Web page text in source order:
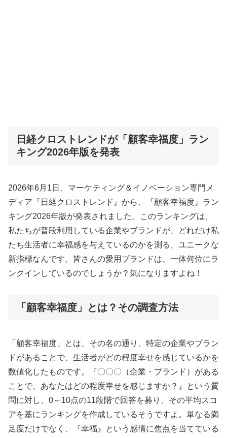
日経クロストレンドが「顧客幸福度」ラン
キング2026年版を発表
2026年6月1日、マーケティング＆イノベーション専門メ
ディア『日経クロストレンド』から、『顧客幸福度』ラン
キング2026年版が発表されました。このランキングは、
私たちが普段利用している企業やブランドが、どれだけ私
たち生活者に幸福感を与えているのかを測る、ユニークな
新指標なんです。皆さんの愛用ブランドは、一体何位にラ
ンクインしているのでしょうか？気になりますよね！
「顧客幸福度」とは？その調査方法
「顧客幸福度」とは、その名の通り、特定の企業やブラン
ドがあることで、生活者がどの程度幸せを感じているかを
数値化したものです。『〇〇〇（企業・ブランド）がある
ことで、あなたはどの程度幸せを感じますか？』という質
問に対し、0～10点の11段階で回答を募り、その平均スコ
アを基にランキングを作成しているそうですよ。単なる満
足度だけでなく、『幸福』という感情に焦点を当てている